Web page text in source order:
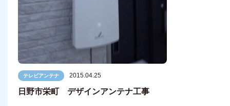
テレビアンテナ 2015.04.25
日野市栄町 デザインアンテナ工事